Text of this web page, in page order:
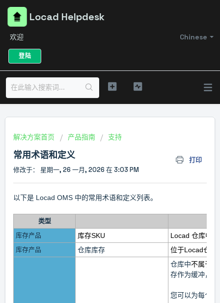
Locad Helpdesk
Chinese
欢迎
登陆
解决方案首页 产品指南 支持
常用术语和定义
打印
修改于： 星期一, 26 一月, 2026 在 3:03 PM
以下是 Locad OMS 中的常用术语和定义列表。
类型
库存产品
库存SKU Locad 仓库中
库存产品 仓库库存 位于Locad仓库
仓库中不属于
存作为缓冲，
您可以为每个